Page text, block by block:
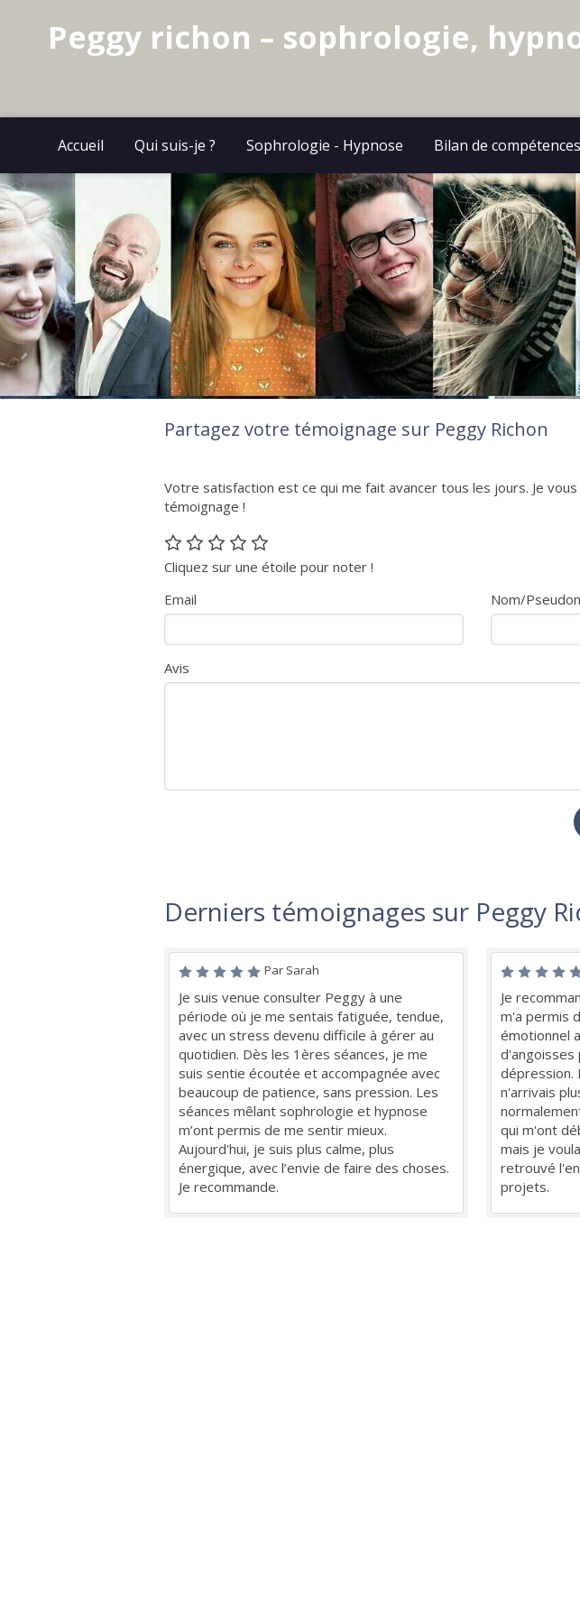
Peggy richon – sophrologie,
Accueil Qui suis-je ? Sophrologie - Hypnose Bilan de
Partagez votre témoignage sur Peggy Richon
Votre satisfaction est ce qui me fait avancer tous les jours. Je
témoignage !
Cliquez sur une étoile pour noter !
Email
Nom/
Avis
Derniers témoignages sur Peggy
Par Sarah
Je suis venue consulter Peggy à une
période où je me sentais fatiguée, tendue,
avec un stress devenu difficile à gérer au
quotidien. Dès les 1ères séances, je me
suis sentie écoutée et accompagnée avec
beaucoup de patience, sans pression. Les
séances mêlant sophrologie et hypnose
m’ont permis de me sentir mieux.
Aujourd'hui, je suis plus calme, plus
énergique, avec l’envie de faire des choses.
Je recommande.
Je
m'a permis
émotionnel
d'angoisses
dépression.
n'arrivais
qui m'ont
mais je
retrouvé
projets.